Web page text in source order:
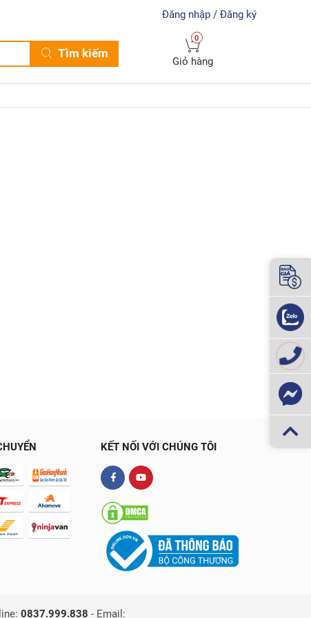
Đăng nhập / Đăng ký
Tìm kiếm
Giỏ hàng
0
KẾT NỐI VỚI CHÚNG TÔI
0837.999.838 - Email: